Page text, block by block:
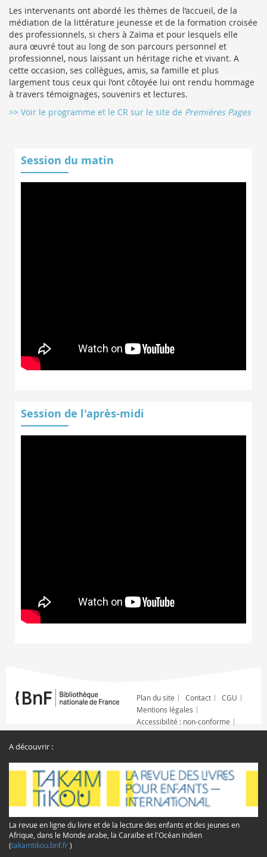
Les intervenants ont abordé les thèmes de l’accueil, de la
médiation de la littérature jeunesse et de la formation croisée
des professionnels, si chers à Zaïma et pour lesquels elle
aura œuvré tout au long de son parcours personnel et
professionnel, nous laissant un héritage riche et vivant. A
cette occasion, ses collègues, amis, sa famille et plus
largement tous ceux qui l’ont côtoyée lui ont rendu hommage
à travers témoignages, souvenirs et lectures.
>> Voir le programme et le CR sur le site de Premières Pages
Session du matin
Session de l'après-midi
Plan du site Contact
CGU
Mentions légales
Accessibilité : non-conforme
A découvrir :
La revue en ligne du livre et de la lecture des enfants et des jeunes en
Afrique, dans le Monde arabe, la Caraïbe et l'Océan Indien
(takamtikou.bnf.fr)